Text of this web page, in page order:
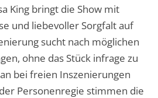
King bringt die Show mit
und liebevoller Sorgfalt auf
sucht nach möglichen
ohne das Stück infrage zu
bei freien Inszenierungen
Personenregie stimmen die